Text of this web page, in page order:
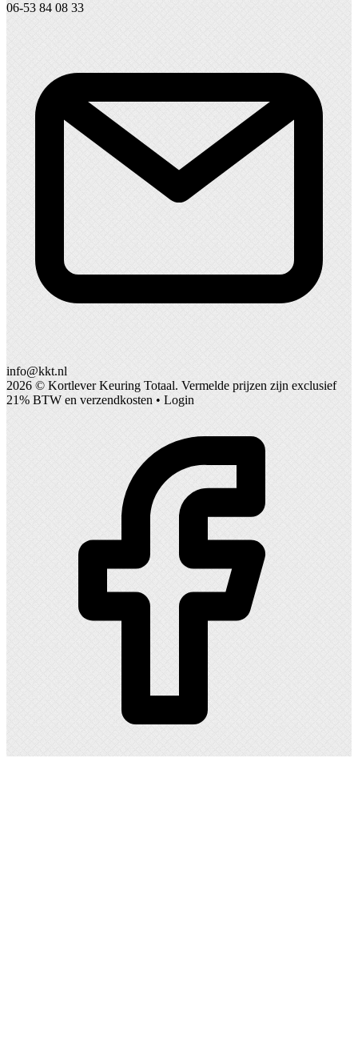
06-53 84 08 33
info@kkt.nl
2026 © Kortlever Keuring Totaal. Vermelde prijzen zijn exclusief
21% BTW en verzendkosten • Login